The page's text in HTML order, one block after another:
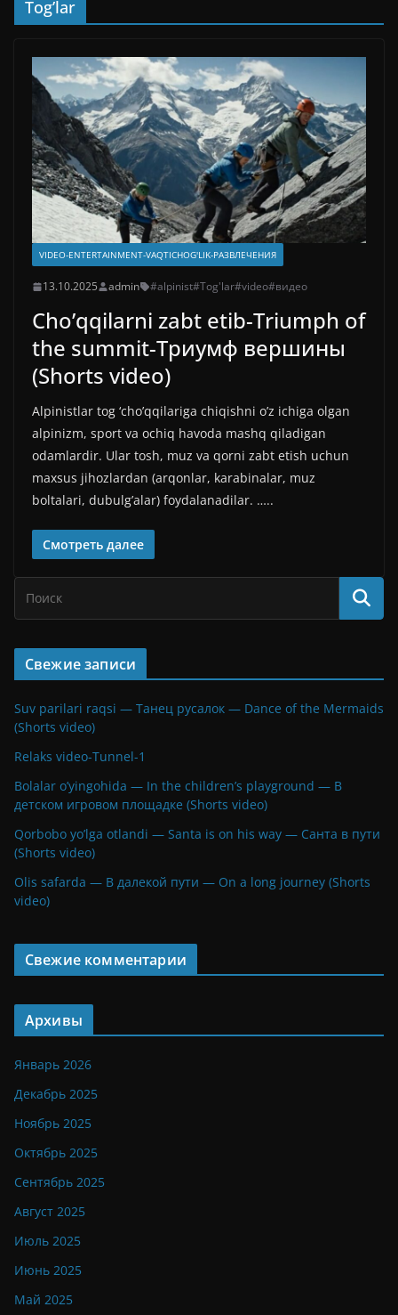
Tog’lar
VIDEO-ENTERTAINMENT-VAQTICHOG'LIK-РАЗВЛЕЧЕНИЯ
13.10.2025 admin #alpinist#Tog'lar#video#видео
Cho’qqilarni zabt etib-Triumph of
the summit-Триумф вершины
(Shorts video)
Alpinistlar tog ‘cho’qqilariga chiqishni o’z ichiga olgan
alpinizm, sport va ochiq havoda mashq qiladigan
odamlardir. Ular tosh, muz va qorni zabt etish uchun
maxsus jihozlardan (arqonlar, karabinalar, muz
boltalari, dubulg’alar) foydalanadilar. …..
Смотреть далее
Свежие записи
Suv parilari raqsi — Танец русалок — Dance of the Mermaids
(Shorts video)
Relaks video-Tunnel-1
Bolalar o’yingohida — In the children’s playground — В
детском игровом площадке (Shorts video)
Qorbobo yo’lga otlandi — Santa is on his way — Санта в пути
(Shorts video)
Olis safarda — В далекой пути — On a long journey (Shorts
video)
Свежие комментарии
Архивы
Январь 2026
Декабрь 2025
Ноябрь 2025
Октябрь 2025
Сентябрь 2025
Август 2025
Июль 2025
Июнь 2025
Май 2025